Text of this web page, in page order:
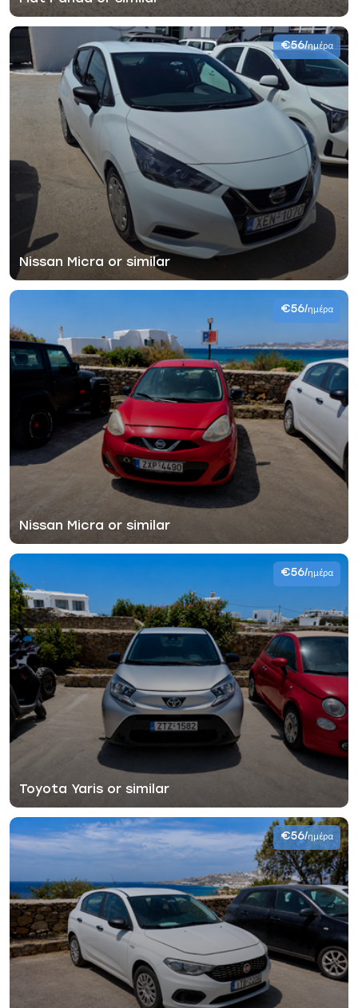
Nissan Micra or similar
€56/ημέρα
Nissan Micra or similar
€56/ημέρα
Toyota Yaris or similar
€56/ημέρα
€56/ημέρα